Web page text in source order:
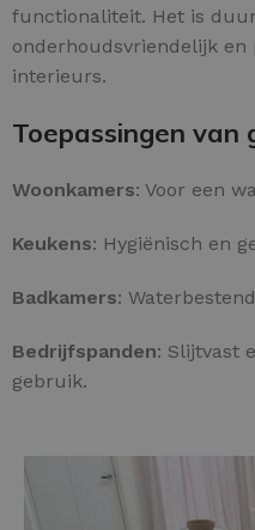
functionaliteit. Het is
onderhoudsvriendelijk
interieurs.
Toepassingen van
Woonkamers: Voor een
Keukens: Hygiënisch en
Badkamers:
Bedrijfspanden: Slijtvast
gebruik.